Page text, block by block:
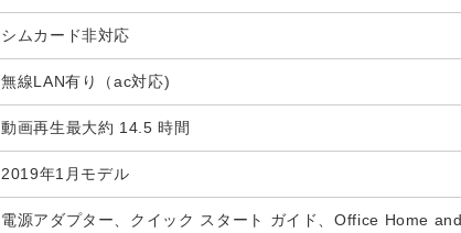
シムカード非対応
無線LAN有り（ac対応)
動画再生最大約 14.5 時間
2019年1月モデル
電源アダプター、クイック スタート ガイド、Office Home